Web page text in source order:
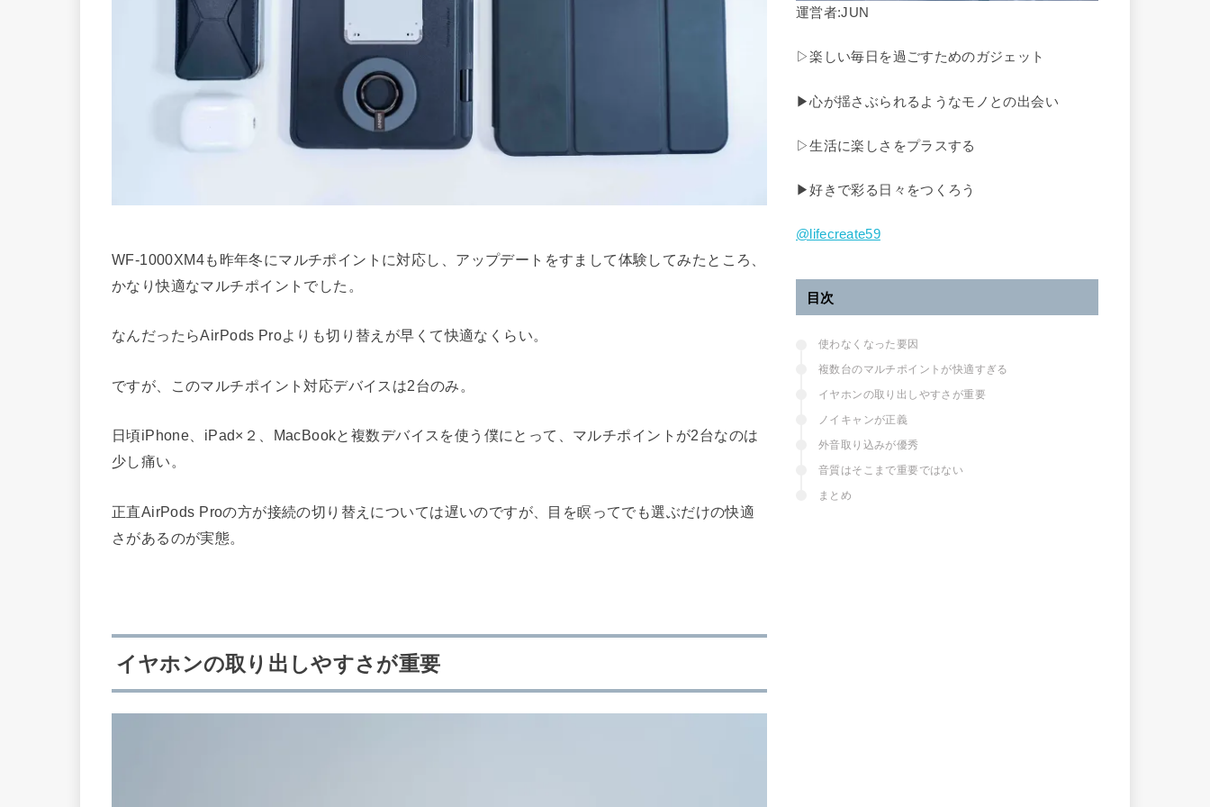
WF-1000XM4も昨年冬にマルチポイントに対応し、アップデートをすまして体験してみたところ、
かなり快適なマルチポイントでした。
なんだったらAirPods Proよりも切り替えが早くて快適なくらい。
ですが、このマルチポイント対応デバイスは2台のみ。
日頃iPhone、iPad×２、MacBookと複数デバイスを使う僕にとって、マルチポイントが2台なのは
少し痛い。
正直AirPods Proの方が接続の切り替えについては遅いのですが、目を瞑ってでも選ぶだけの快適
さがあるのが実態。
イヤホンの取り出しやすさが重要
運営者:JUN
▷楽しい毎日を過ごすためのガジェット
▶︎心が揺さぶられるようなモノとの出会い
▷生活に楽しさをプラスする
▶︎好きで彩る日々をつくろう
@lifecreate59
目次
使わなくなった要因
複数台のマルチポイントが快適すぎる
イヤホンの取り出しやすさが重要
ノイキャンが正義
外音取り込みが優秀
音質はそこまで重要ではない
まとめ